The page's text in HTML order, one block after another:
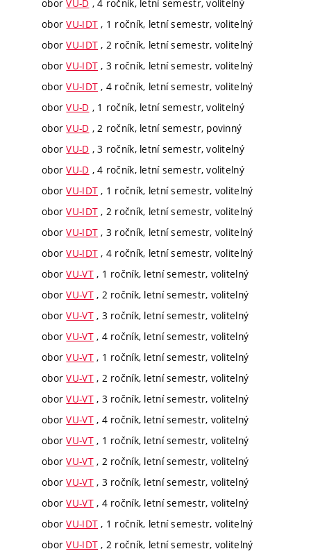
oborVU-D , 4 ročník, letní semestr, volitelný
oborVU-IDT , 1 ročník, letní semestr, volitelný
oborVU-IDT , 2 ročník, letní semestr, volitelný
oborVU-IDT , 3 ročník, letní semestr, volitelný
oborVU-IDT , 4 ročník, letní semestr, volitelný
oborVU-D , 1 ročník, letní semestr, volitelný
oborVU-D , 2 ročník, letní semestr, povinný
oborVU-D , 3 ročník, letní semestr, volitelný
oborVU-D , 4 ročník, letní semestr, volitelný
oborVU-IDT , 1 ročník, letní semestr, volitelný
oborVU-IDT , 2 ročník, letní semestr, volitelný
oborVU-IDT , 3 ročník, letní semestr, volitelný
oborVU-IDT , 4 ročník, letní semestr, volitelný
oborVU-VT, 1 ročník, letní semestr, volitelný
oborVU-VT, 2 ročník, letní semestr, volitelný
oborVU-VT, 3 ročník, letní semestr, volitelný
oborVU-VT, 4 ročník, letní semestr, volitelný
oborVU-VT, 1 ročník, letní semestr, volitelný
oborVU-VT, 2 ročník, letní semestr, volitelný
oborVU-VT, 3 ročník, letní semestr, volitelný
oborVU-VT, 4 ročník, letní semestr, volitelný
oborVU-VT, 1 ročník, letní semestr, volitelný
oborVU-VT, 2 ročník, letní semestr, volitelný
oborVU-VT, 3 ročník, letní semestr, volitelný
oborVU-VT, 4 ročník, letní semestr, volitelný
oborVU-IDT , 1 ročník, letní semestr, volitelný
oborVU-IDT , 2 ročník, letní semestr, volitelný